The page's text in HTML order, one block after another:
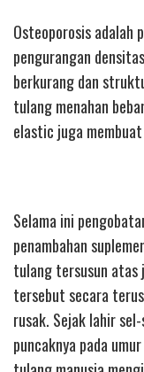
Osteoporosis adalah
pengurangan
berkurang dan
tulang menahan
elastic juga
Selama ini
penambahan
tulang tersusun atas
tersebut secara
rusak. Sejak lahir
puncaknya pada